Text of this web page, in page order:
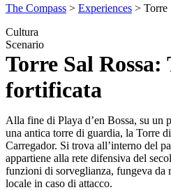
The Compass > Experiences > Torre
Cultura
Scenario
Torre Sal Rossa:
fortificata
Alla fine di Playa d’en Bossa, su un
una antica torre di guardia, la Torre
Carregador. Si trova all’interno del
appartiene alla rete difensiva del
funzioni di sorveglianza, fungeva da
locale in caso di attacco.